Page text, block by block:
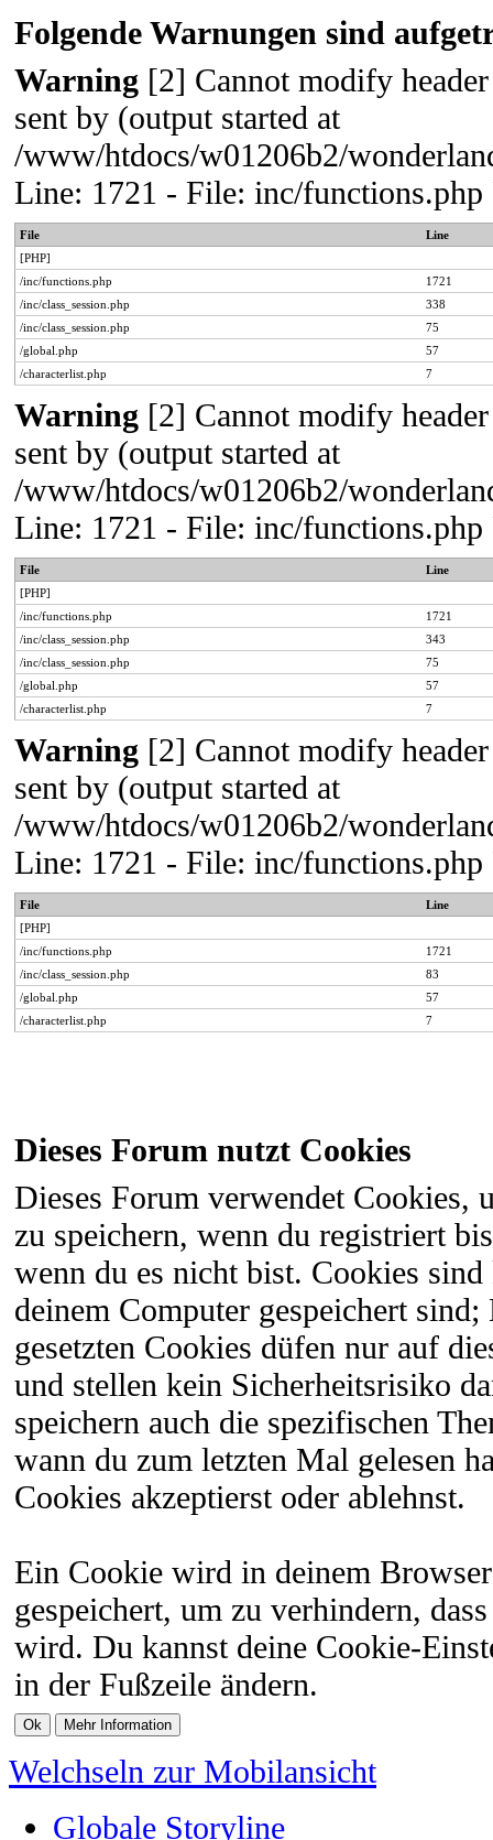
Folgende Warnungen sind
Warning [2] Cannot modify
sent by (output started at
/www/htdocs/w01206b2/
Line: 1721 - File: inc/
File
Line
[PHP]
/inc/functions.php
1721
/inc/class_session.php
338
/inc/class_session.php
75
/global.php
57
/characterlist.php
7
Warning [2] Cannot modify
sent by (output started at
/www/htdocs/w01206b2/
Line: 1721 - File: inc/
File
Line
[PHP]
/inc/functions.php
1721
/inc/class_session.php
343
/inc/class_session.php
75
/global.php
57
/characterlist.php
7
Warning [2] Cannot modify
sent by (output started at
/www/htdocs/w01206b2/
Line: 1721 - File: inc/
File
Line
[PHP]
/inc/functions.php
1721
/inc/class_session.php
83
/global.php
57
/characterlist.php
7
Dieses Forum nutzt Cookies
Dieses Forum verwendet Cookies,
zu speichern, wenn du registriert
wenn du es nicht bist. Cookies
deinem Computer gespeichert
gesetzten Cookies düfen nur auf
und stellen kein Sicherheitsrisiko
speichern auch die spezifischen
wann du zum letzten Mal gelesen
Cookies akzeptierst oder ablehnst.
Ein Cookie wird in deinem
gespeichert, um zu verhindern,
wird. Du kannst deine Cookie-
in der Fußzeile ändern.
Welchseln zur Mobilansicht
Globale Storyline